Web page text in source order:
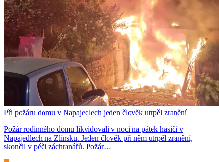
Při požáru domu v Napajedlech jeden člověk utrpěl zranění
Požár rodinného domu likvidovali v noci na pátek hasiči v
Napajedlech na Zlínsku. Jeden člověk při něm utrpěl zranění,
skončil v péči záchranářů. Požár…